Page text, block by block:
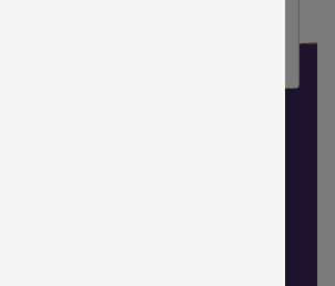
VINDEN?
bereiken via ons e-mail
op de hoofdlocatie van